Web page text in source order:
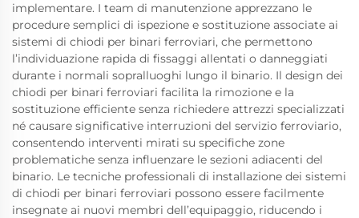
implementare. I team di manutenzione apprezzano le
procedure semplici di ispezione e sostituzione associate ai
sistemi di chiodi per binari ferroviari, che permettono
l’individuazione rapida di fissaggi allentati o danneggiati
durante i normali sopralluoghi lungo il binario. Il design dei
chiodi per binari ferroviari facilita la rimozione e la
sostituzione efficiente senza richiedere attrezzi specializzati
né causare significative interruzioni del servizio ferroviario,
consentendo interventi mirati su specifiche zone
problematiche senza influenzare le sezioni adiacenti del
binario. Le tecniche professionali di installazione dei sistemi
di chiodi per binari ferroviari possono essere facilmente
insegnate ai nuovi membri dell’equipaggio, riducendo i